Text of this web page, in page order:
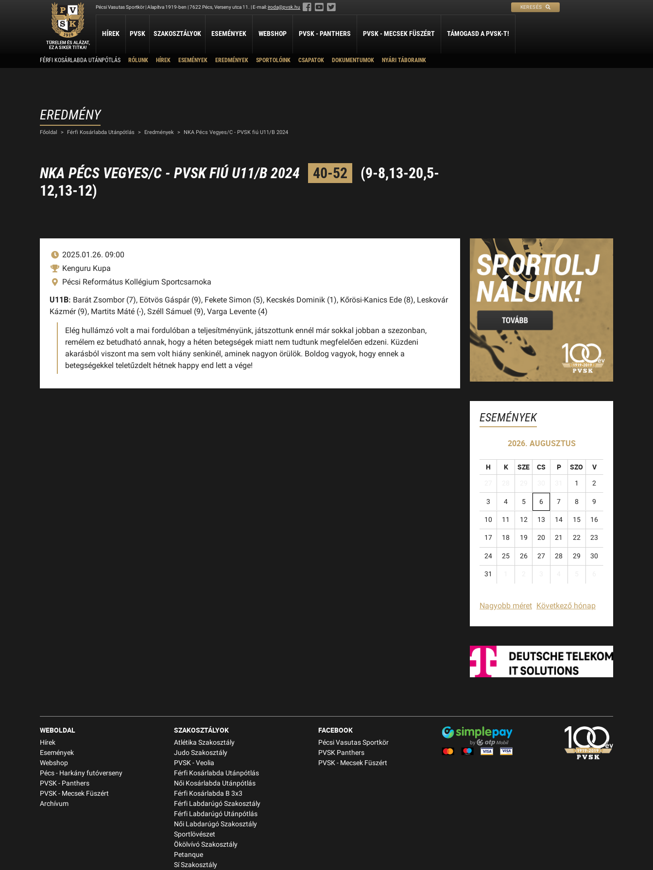
Pécsi Vasutas Sportkör | Alapítva 1919-ben | 7622 Pécs, Verseny utca 11. | E-mail:iroda@pvsk.hu KERESÉS
HÍREK PVSK
Kapcsolat
Létesítményeink
Nyári Táboraink
SZAKOSZTÁLYOK
ATLÉTIKA
JUDO
KOSÁRLABDA
LABDARÚGÁS
LÖVÉSZET
ÖKÖLVÍVÁS
PVSK Taekwondo Tigers
Tájékozódási Futó Szakosztály
Vízilabda Szakosztály
ESEMÉNYEK WEBSHOP PVSK - PANTHERS PVSK - MECSEK FÜSZÉRT TÁMOGASD A PVSK-T!
FÉRFI KOSÁRLABDA UTÁNPÓTLÁS RÓLUNK HÍREK ESEMÉNYEK EREDMÉNYEK SPORTOLÓINK CSAPATOK DOKUMENTUMOK NYÁRI TÁBORAINK
TÜRELEM ÉS ALÁZAT,
EZ A SIKER TITKA!
EREDMÉNY
Főoldal > Férfi Kosárlabda Utánpótlás > Eredmények > NKA Pécs Vegyes/C - PVSK fiú U11/B 2024
NKA PÉCS VEGYES/C - PVSK FIÚ U11/B 2024 40-52
(9-8,13-20,5-
12,13-12)
2025.01.26. 09:00
Kenguru Kupa
Pécsi Református Kollégium Sportcsarnoka
U11B: Barát Zsombor (7), Eötvös Gáspár (9), Fekete Simon (5), Kecskés Dominik (1), Kőrösi-Kanics Ede (8), Leskovár
Kázmér (9), Martits Máté (-), Széll Sámuel (9), Varga Levente (4)
Elég hullámzó volt a mai fordulóban a teljesítményünk, játszottunk ennél már sokkal jobban a szezonban,
remélem ez betudható annak, hogy a héten betegségek miatt nem tudtunk megfelelően edzeni. Küzdeni
akarásból viszont ma sem volt hiány senkinél, aminek nagyon örülök. Boldog vagyok, hogy ennek a
betegségekkel teletűzdelt hétnek happy end lett a vége!
ESEMÉNYEK
2026. AUGUSZTUS
H K SZE CS P SZO V
1 2
3 4 5 6 7 8 9
10 11 12 13 14 15 16
17 18 19 20 21 22 23
24 25 26 27 28 29 30
31
Nagyobb méret Következő hónap
WEBOLDAL
Hírek
Események
Webshop
Pécs - Harkány futóverseny
PVSK - Panthers
PVSK - Mecsek Füszért
Archívum
SZAKOSZTÁLYOK
Atlétika Szakosztály
Judo Szakosztály
PVSK - Veolia
Férfi Kosárlabda Utánpótlás
Női Kosárlabda Utánpótlás
Férfi Kosárlabda B 3x3
Férfi Labdarúgó Szakosztály
Férfi Labdarúgó Utánpótlás
Női Labdarúgó Szakosztály
Sportlövészet
Ökölvívó Szakosztály
Petanque
Sí Szakosztály
FACEBOOK
Pécsi Vasutas Sportkör
PVSK Panthers
PVSK - Mecsek Füszért